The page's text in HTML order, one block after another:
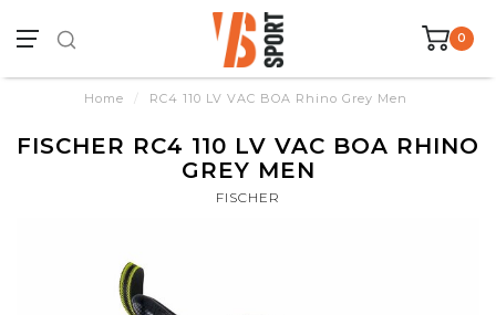
0
Home / RC4 110 LV VAC BOA Rhino Grey Men
FISCHER RC4 110 LV VAC BOA RHINO
GREY MEN
FISCHER